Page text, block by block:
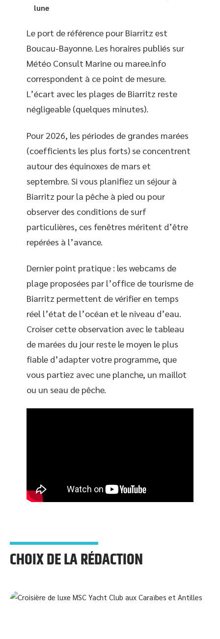
lune
Le port de référence pour Biarritz est
Boucau-Bayonne. Les horaires publiés sur
Météo Consult Marine ou maree.info
correspondent à ce point de mesure.
L’écart avec les plages de Biarritz reste
négligeable (quelques minutes).
Pour 2026, les périodes de grandes marées
(coefficients les plus forts) se concentrent
autour des équinoxes de mars et
septembre. Si vous planifiez un séjour à
Biarritz pour la pêche à pied ou pour
observer des conditions de surf
particulières, ces fenêtres méritent d’être
repérées à l’avance.
Dernier point pratique : les webcams de
plage proposées par l’office de tourisme de
Biarritz permettent de vérifier en temps
réel l’état de l’océan et le niveau d’eau.
Croiser cette observation avec le tableau
de marées du jour reste le moyen le plus
fiable d’adapter votre programme, que
vous partiez avec une planche, un maillot
ou un seau de pêche.
CHOIX DE LA RÉDACTION